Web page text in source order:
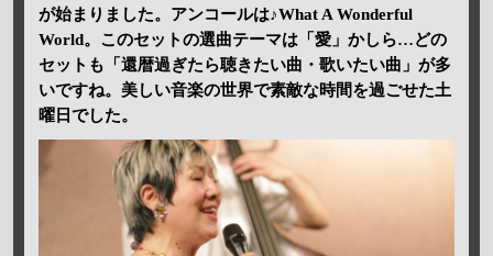
が始まりました。アンコールは♪What A Wonderful
World。このセットの選曲テーマは「愛」かしら…どの
セットも「還暦過ぎたら聴きたい曲・歌いたい曲」が多
いですね。美しい音楽の世界で素敵な時間を過ごせた土
曜日でした。